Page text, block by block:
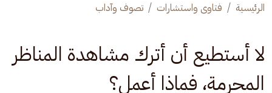
الرئيسية فتاوى واستشارات تصوف وآداب
لا أستطيع أن أترك مشاهدة المناظر
المحرمة، فماذا أعمل؟